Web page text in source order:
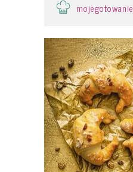
mojegotowanie